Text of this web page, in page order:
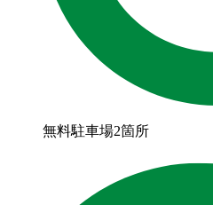
無料駐車場2箇所